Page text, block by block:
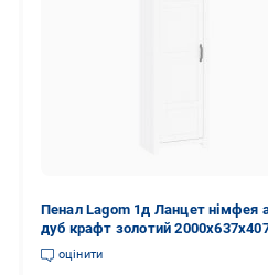
Пенал Lagom 1д Ланцет німфея
дуб крафт золотий
оцінити